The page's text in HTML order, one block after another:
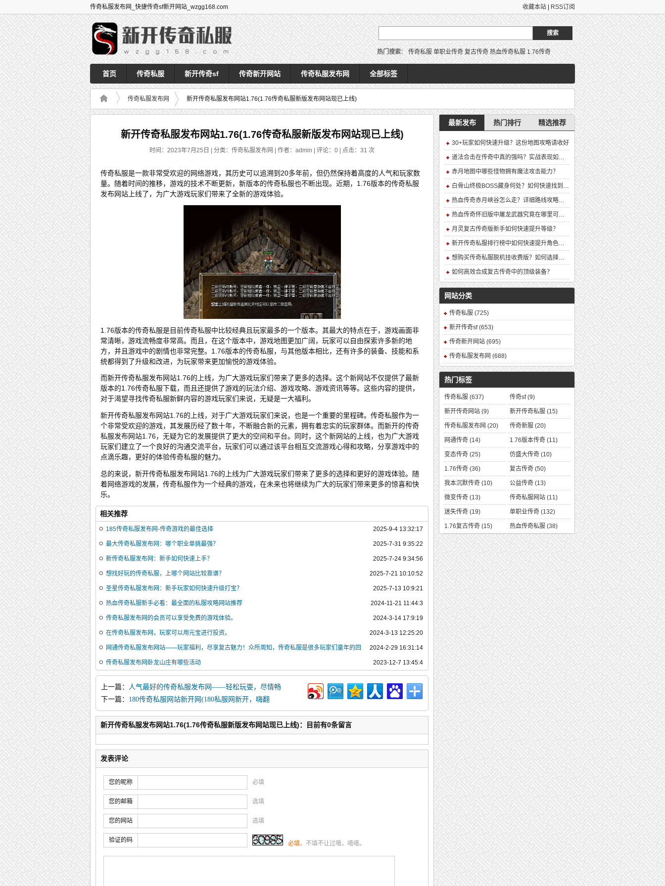
收藏本站 RSS订阅
传奇私服发布网_快捷传奇sf新开网站_wzgg168.com
热门搜索： 传奇私服 单职业传奇 复古传奇 热血传奇私服 1.76传奇
首页 传奇私服 新开传奇sf 传奇新开网站 传奇私服发布网 全部标签
传奇私服发布网 新开传奇私服发布网站1.76(1.76传奇私服新版发布网站现已上线)
新开传奇私服发布网站1.76(1.76传奇私服新版发布网站现已上线)
时间：2023年7月25日 | 分类：传奇私服发布网 | 作者：admin | 评论：0 | 点击： 31 次
传奇私服是一款非常受欢迎的网络游戏，其历史可以追溯到20多年前，但仍然保持着高度的人气和玩家数
量。随着时间的推移，游戏的技术不断更新，新版本的传奇私服也不断出现。近期，1.76版本的传奇私服
发布网站上线了，为广大游戏玩家们带来了全新的游戏体验。
1.76版本的传奇私服是目前传奇私服中比较经典且玩家最多的一个版本。其最大的特点在于，游戏画面非
常清晰，游戏流畅度非常高。而且，在这个版本中，游戏地图更加广阔，玩家可以自由探索许多新的地
方，并且游戏中的剧情也非常完整。1.76版本的传奇私服，与其他版本相比，还有许多的装备、技能和系
统都得到了升级和改进，为玩家带来更加愉悦的游戏体验。
而新开传奇私服发布网站1.76的上线，为广大游戏玩家们带来了更多的选择。这个新网站不仅提供了最新
版本的1.76传奇私服下载，而且还提供了游戏的玩法介绍、游戏攻略、游戏资讯等等。这些内容的提供，
对于渴望寻找传奇私服新鲜内容的游戏玩家们来说，无疑是一大福利。
新开传奇私服发布网站1.76的上线，对于广大游戏玩家们来说，也是一个重要的里程碑。传奇私服作为一
个非常受欢迎的游戏，其发展历经了数十年，不断融合新的元素，拥有着忠实的玩家群体。而新开的传奇
私服发布网站1.76，无疑为它的发展提供了更大的空间和平台。同时，这个新网站的上线，也为广大游戏
玩家们建立了一个良好的沟通交流平台，玩家们可以通过该平台相互交流游戏心得和攻略，分享游戏中的
点滴乐趣，更好的体验传奇私服的魅力。
总的来说，新开传奇私服发布网站1.76的上线为广大游戏玩家们带来了更多的选择和更好的游戏体验。随
着网络游戏的发展，传奇私服作为一个经典的游戏，在未来也将继续为广大的玩家们带来更多的惊喜和快
乐。
相关推荐
2025-9-4 13:32:17
185传奇私服发布网-传奇游戏的最佳选择
2025-7-31 9:35:22
最大传奇私服发布网：哪个职业单挑最强？
2025-7-24 9:34:56
新传奇私服发布网：新手如何快速上手？
2025-7-21 10:10:52
想找好玩的传奇私服，上哪个网站比较靠谱？
2025-7-13 10:9:21
圣星传奇私服发布网：新手玩家如何快速升级打宝？
2024-11-21 11:44:3
热血传奇私服新手必看：最全面的私服攻略网站推荐
2024-3-14 17:9:19
传奇私服发布网的会员可以享受免费的游戏体验。
2024-3-13 12:25:20
在传奇私服发布网，玩家可以用元宝进行投资。
2024-2-29 16:31:14
网通传奇私服发布网站——玩家福利，尽享复古魅力！众所周知，传奇私服是很多玩家们童年的回
忆，成年后依旧钟爱其中的魔幻世界，可现如今的游戏市场上新游不断，旧游式微，使得传奇私服越来越难以寻找。而现
在，在这样一个以新游为主导的时代，让我们一起来到这个网通传奇私服发布网站，一起尽享复古魅力！
2023-12-7 13:45:4
传奇私服发布网卧龙山庄有哪些活动
上一篇： 人气最好的传奇私服发布网——轻松玩耍，尽情畅
游游戏世界
下一篇： 180传奇私服网站新开网(180私服网新开，嗨翻
天！)
新开传奇私服发布网站1.76(1.76传奇私服新版发布网站现已上线)：目前有0条留言
发表评论
您的昵称 必填
您的邮箱 选填
您的网站 选填
验证的码 必填，不填不让过哦，嘻嘻。
最新发布 热门排行 精选推荐
30+玩家如何快速升级？这份地图攻略请收好
道法合击在传奇中真的强吗？实战表现如何？
赤月地图中哪些怪物拥有魔法攻击能力？
白骨山终极BOSS藏身何处？如何快速找到并击败它？
热血传奇赤月峡谷怎么走？详细路线攻略解析
热血传奇怀旧版中屠龙武器究竟在哪里可以合成？
月灵复古传奇版新手如何快速提升等级？
新开传奇私服排行榜中如何快速提升角色战力？
想购买传奇私服脱机挂收费版？如何选择安全可靠的版本？
如何高效合成复古传奇中的顶级装备？
网站分类
传奇私服 (725)
新开传奇sf(653)
传奇新开网站 (695)
传奇私服发布网 (688)
热门标签
传奇私服 (637) 传奇sf(9)
新开传奇网站 (9) 新开传奇私服(15)
传奇私服发布网 (20) 传奇新服(20)
网通传奇 (14) 1.76版本传奇(11)
变态传奇 (25) 仿盛大传奇(10)
1.76传奇 (36) 复古传奇(50)
我本沉默传奇 (10) 公益传奇(13)
微变传奇 (13) 传奇私服网站(11)
迷失传奇 (19) 单职业传奇(132)
1.76复古传奇 (15) 热血传奇私服(38)